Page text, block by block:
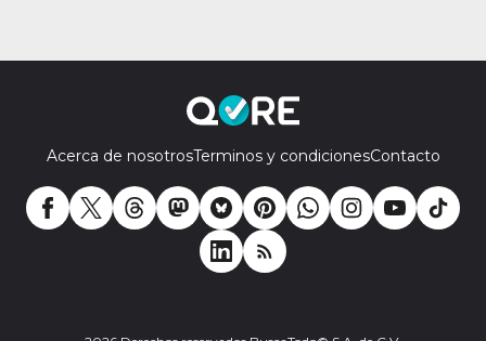
Acerca de nosotrosTerminos y condicionesContacto